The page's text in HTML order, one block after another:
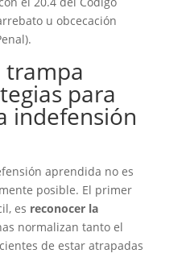
u obcecación
trampa
para
indefensión
aprendida no es
posible. El primer
es reconocer la
normalizan tanto el
de estar atrapadas